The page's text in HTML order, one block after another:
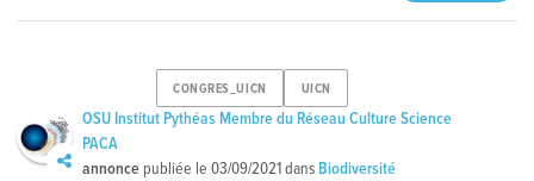
CONGRES_UICN UICN
OSU Institut Pythéas Membre du Réseau Culture Science
PACA
annonce publiée le03/09/2021dans Biodiversité